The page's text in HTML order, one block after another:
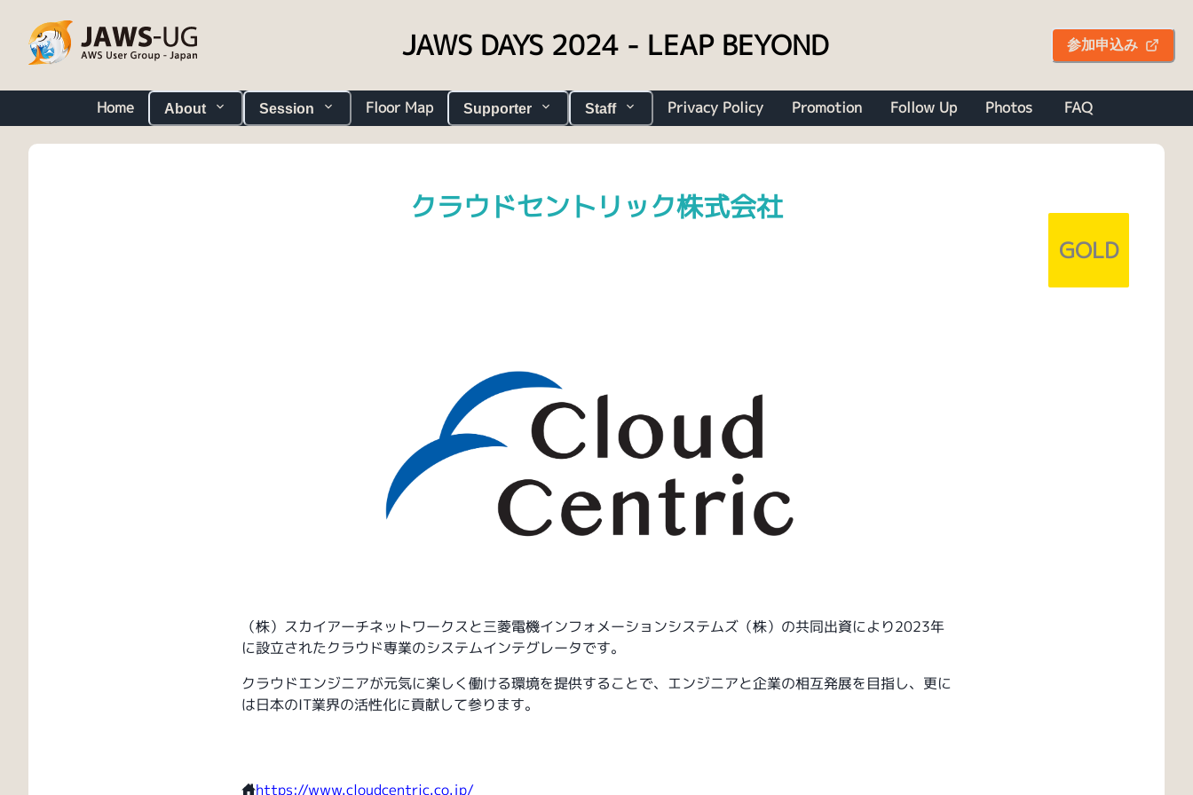
JAWS DAYS 2024 - LEAP BEYOND 参加申込み
Home About Session Floor Map Supporter Staff Privacy Policy Promotion Follow Up Photos FAQ
クラウドセントリック株式会社
GOLD
（株）スカイアーチネットワークスと三菱電機インフォメーションシステムズ（株）の共同出資により2023年
に設立されたクラウド専業のシステムインテグレータです。
クラウドエンジニアが元気に楽しく働ける環境を提供することで、エンジニアと企業の相互発展を目指し、更に
は日本のIT業界の活性化に貢献して参ります。
https://www.cloudcentric.co.jp/